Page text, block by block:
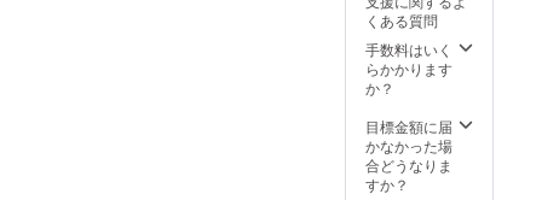
くある質問
手数料はいく
らかかります
か？
目標金額に届
かなかった場
合どうなりま
すか？